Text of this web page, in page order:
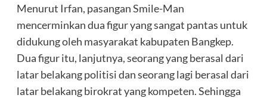
Menurut Irfan, pasangan Smile-Man
mencerminkan dua figur yang sangat pantas untuk
didukung oleh masyarakat kabupaten Bangkep.
Dua figur itu, lanjutnya, seorang yang berasal dari
latar belakang politisi dan seorang lagi berasal dari
latar belakang birokrat yang kompeten. Sehingga